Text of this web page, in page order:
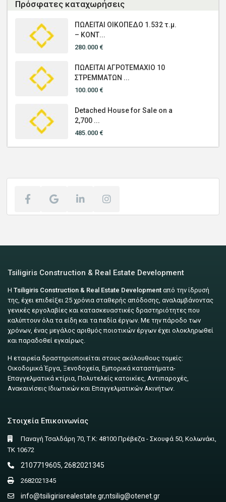
Πρόσφατες καταχωρήσεις
ΠΩΛΕΙΤΑΙ ΟΙΚΟΠΕΔΟ 1.532 τ.μ.
– ΚΟΝΤ...
280.000 €
ΠΩΛΕΙΤΑΙ ΑΓΡΟΤΕΜΑΧΙΟ 10
ΣΤΡΕΜΜΑΤΩΝ ...
100.000 €
Detached House for Sale on a
2,700 ...
485.000 €
Tsiligiris Construction & Real Estate Development
ΗTsiligiris Construction & Real Estate Development από την ίδρυσή
της, έχει επιδείξει 25 χρόνια σταθερής απόδοσης, αναλαμβάνοντας
γενικές εργολαβίες και κατασκευαστικές δραστηριότητες που
καλύπτουν όλα τα είδη και τα πεδία έργων. Με την πάροδο των
χρόνων, ένας μεγάλος αριθμός ποιοτικών έργων έχει ολοκληρωθεί
και παραδοθεί εγκαίρως.
Η εταιρεία δραστηριοποιείται στους ακόλουθους τομείς:
Οικοδομικά Έργα, Ξενοδοχεία, Εμπορικά καταστήματα-
Επαγγελματικά κτίρια, Πολυτελείς κατοικίες, Αντιπαροχές,
Ανακαινίσεις Ιδιωτικών και Επαγγελματικών Ακινήτων.
Στοιχεία Επικοινωνίας
Παναγή Τσαλδάρη 70, Τ.Κ: 48100 Πρέβεζα - Σκουφά 50, Κολωνάκι,
ΤΚ 10672
2107719605, 2682021345
2682021345
info@tsiligirisrealestate.gr,ntsilig@otenet.gr